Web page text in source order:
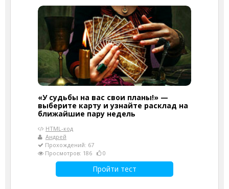
«У судьбы на вас свои планы!» —
выберите карту и узнайте расклад на
ближайшие пару недель
HTML-код
Андрей
Прохождений: 67
Просмотров: 186
0
Пройти тест